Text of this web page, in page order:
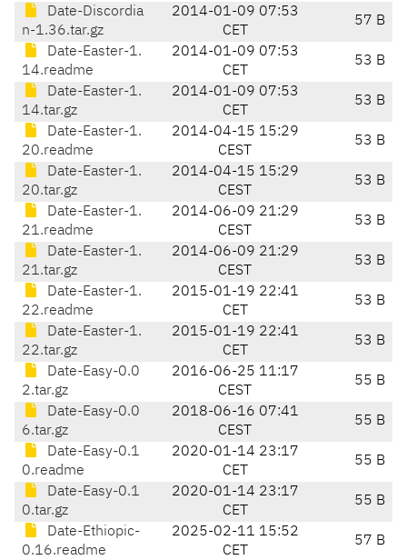
Date-Discordia
n-1.36.tar.gz
2014-01-09 07:53
CET
57 B
Date-Easter-1.
14.readme
2014-01-09 07:53
CET
53 B
Date-Easter-1.
14.tar.gz
2014-01-09 07:53
CET
53 B
Date-Easter-1.
20.readme
2014-04-15 15:29
CEST
53 B
Date-Easter-1.
20.tar.gz
2014-04-15 15:29
CEST
53 B
Date-Easter-1.
21.readme
2014-06-09 21:29
CEST
53 B
Date-Easter-1.
21.tar.gz
2014-06-09 21:29
CEST
53 B
Date-Easter-1.
22.readme
2015-01-19 22:41
CET
53 B
Date-Easter-1.
22.tar.gz
2015-01-19 22:41
CET
53 B
Date-Easy-0.0
2.tar.gz
2016-06-25 11:17
CEST
55 B
Date-Easy-0.0
6.tar.gz
2018-06-16 07:41
CEST
55 B
Date-Easy-0.1
0.readme
2020-01-14 23:17
CET
55 B
Date-Easy-0.1
0.tar.gz
2020-01-14 23:17
CET
55 B
Date-Ethiopic-
0.16.readme
2025-02-11 15:52
CET
57 B